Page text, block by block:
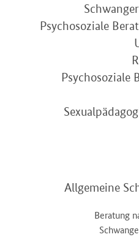
Psychosoziale
Psychosoziale
Allgemeine
Beratung